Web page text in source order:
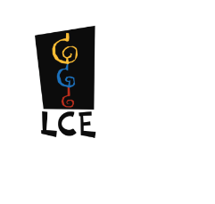
contenido